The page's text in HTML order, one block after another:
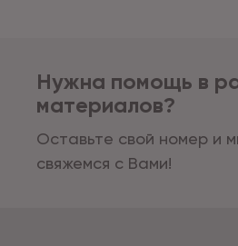
Нужна помощь в
материалов?
Оставьте свой номер и
свяжемся с Вами!